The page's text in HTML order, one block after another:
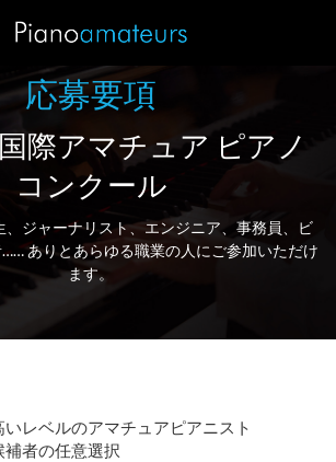
応募要項
際アマチュア ピアノ
コンクール
、ジャーナリスト、エンジニア、事務員、ビ
ありとあらゆる職業の人にご参加いただけ
ます。
いレベルのアマチュアピアニスト
補者の任意選択